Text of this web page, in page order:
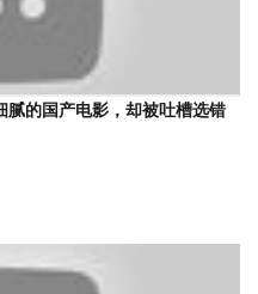
腻的国产电影，却被吐槽选错